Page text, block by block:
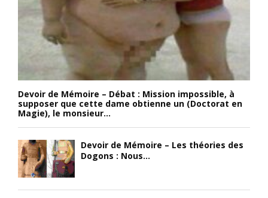
Devoir de Mémoire – Débat : Mission impossible, à
supposer que cette dame obtienne un (Doctorat en
Magie), le monsieur...
Devoir de Mémoire – Les théories des
Dogons : Nous...